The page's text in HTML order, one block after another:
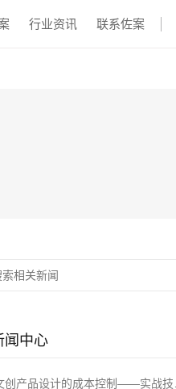
行业资讯 联系佐案
闻中心
产品设计的成本控制——实战技巧 | IP设计公司-佐案设计